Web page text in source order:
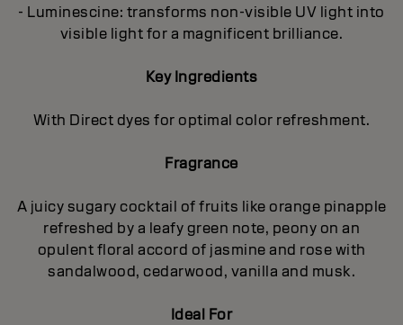
- Luminescine: transforms non-visible UV light into
visible light for a magnificent brilliance.
Key Ingredients
With Direct dyes for optimal color refreshment.
Fragrance
A juicy sugary cocktail of fruits like orange pinapple
refreshed by a leafy green note, peony on an
opulent floral accord of jasmine and rose with
sandalwood, cedarwood, vanilla and musk.
Ideal For